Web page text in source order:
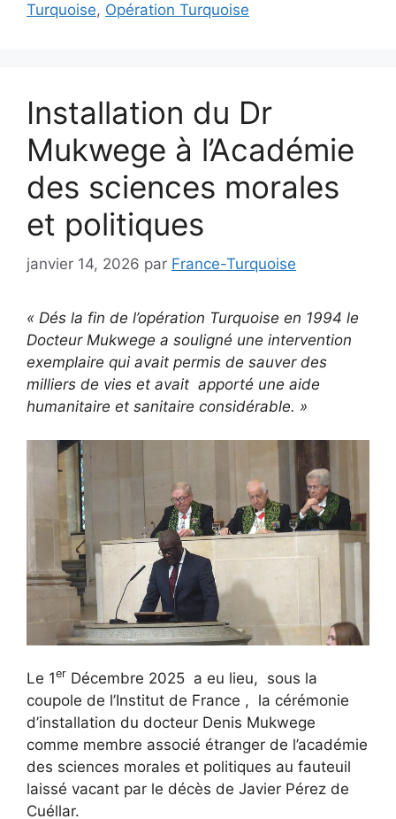
Turquoise, Opération Turquoise
Installation du Dr
Mukwege à l’Académie
des sciences morales
et politiques
janvier 14, 2026 par France-Turquoise
« Dés la fin de l’opération Turquoise en 1994 le
Docteur Mukwege a souligné une intervention
exemplaire qui avait permis de sauver des
milliers de vies et avait apporté une aide
humanitaire et sanitaire considérable. »
Le 1er Décembre 2025 a eu lieu, sous la
coupole de l’Institut de France , la cérémonie
d’installation du docteur Denis Mukwege
comme membre associé étranger de l’académie
des sciences morales et politiques au fauteuil
laissé vacant par le décès de Javier Pérez de
Cuéllar.